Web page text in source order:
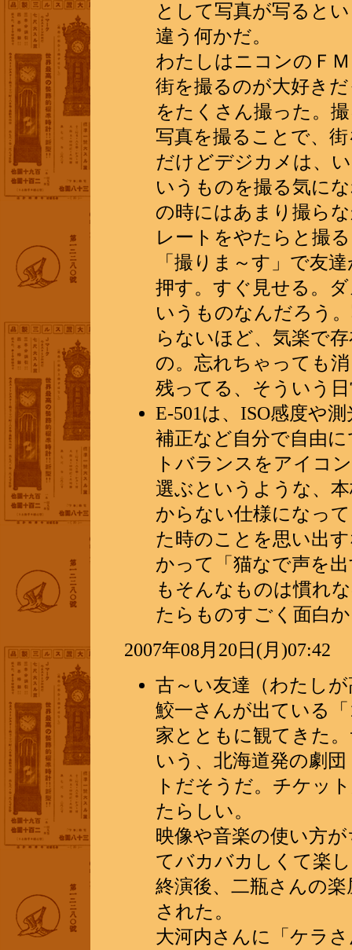
として写真が写ると
違う何かだ。
わたしはニコンのＦ
街を撮るのが大好き
をたくさん撮った。
写真を撮ることで、
だけどデジカメは、
いうものを撮る気に
の時にはあまり撮ら
レートをやたらと撮
「撮りま～す」で友
押す。すぐ見せる。
いうものなんだろう
らないほど、気楽で
の。忘れちゃっても
残ってる、そういう
E-501は、ISO感度や
補正など自分で自由
トバランスをアイコ
選ぶというような、
からない仕様になっ
た時のことを思い出
かって「猫なで声を
もそんなものは慣れ
たらものすごく面白
2007年08月20日(月)07:42
古～い友達（わたし
鮫一さんが出ている
家とともに観てきた
いう、北海道発の劇
トだそうだ。チケッ
たらしい。
映像や音楽の使い方
てバカバカしくて楽
終演後、二瓶さんの
された。
大河内さんに「ケラ